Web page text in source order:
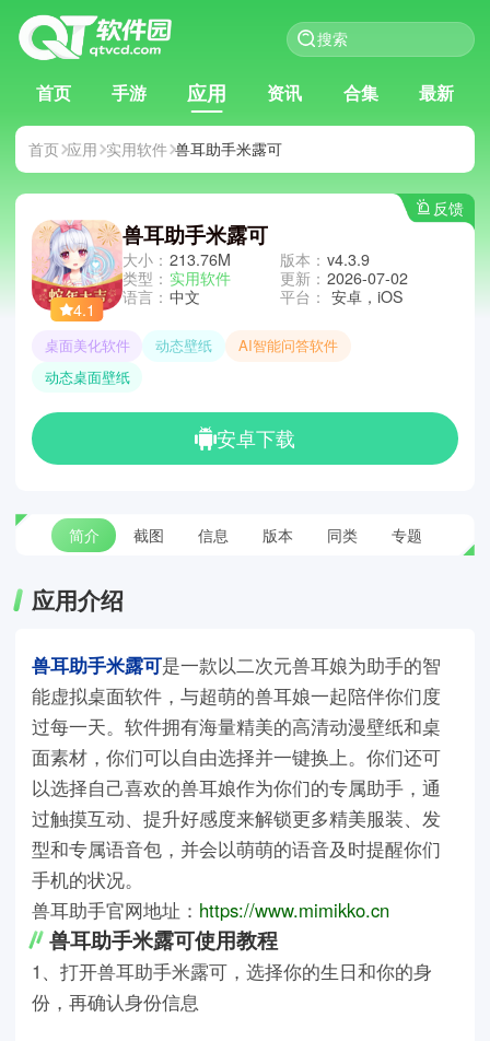
首页 手游 应用 资讯 合集 最新
首页 应用 实用软件 兽耳助手米露可
反馈
4.1
兽耳助手米露可
大小： 213.76M
类型： 实用软件
语言： 中文
版本： v4.3.9
更新： 2026-07-02
平台： 安卓，iOS
桌面美化软件 动态壁纸
AI智能问答软件
动态桌面壁纸
安卓下载
简介 截图 信息 版本 同类 专题
应用介绍
兽耳助手米露可是一款以二次元兽耳娘为助手的智
能虚拟桌面软件，与超萌的兽耳娘一起陪伴你们度
过每一天。软件拥有海量精美的高清动漫壁纸和桌
面素材，你们可以自由选择并一键换上。你们还可
以选择自己喜欢的兽耳娘作为你们的专属助手，通
过触摸互动、提升好感度来解锁更多精美服装、发
型和专属语音包，并会以萌萌的语音及时提醒你们
手机的状况。
兽耳助手官网地址： https://www.mimikko.cn
兽耳助手米露可使用教程
1、打开兽耳助手米露可，选择你的生日和你的身
份，再确认身份信息